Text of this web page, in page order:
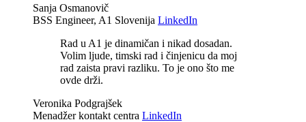
Sanja Osmanovič
BSS Engineer, A1 Slovenija LinkedIn
Rad u A1 je dinamičan i nikad dosadan.
Volim ljude, timski rad i činjenicu da moj
rad zaista pravi razliku. To je ono što me
ovde drži.
Veronika Podgrajšek
Menadžer kontakt centra LinkedIn